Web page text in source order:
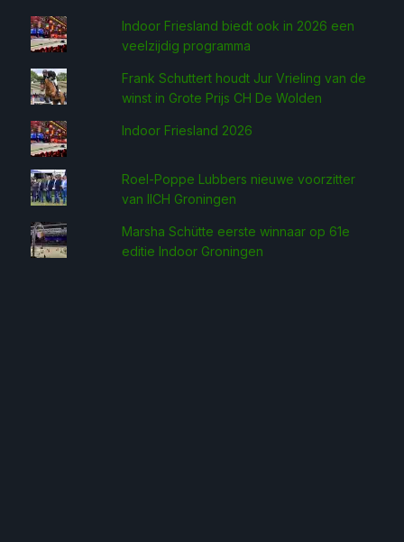
Indoor Friesland biedt ook in 2026 een
veelzijdig programma
Frank Schuttert houdt Jur Vrieling van de
winst in Grote Prijs CH De Wolden
Indoor Friesland 2026
Roel-Poppe Lubbers nieuwe voorzitter
van IICH Groningen
Marsha Schütte eerste win­naar op 61e
editie Indoor Groningen